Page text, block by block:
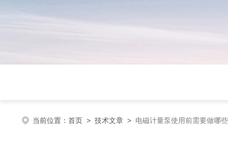
当前位置： 首页 > 技术文章 > 电磁计量泵使用前需要做哪些